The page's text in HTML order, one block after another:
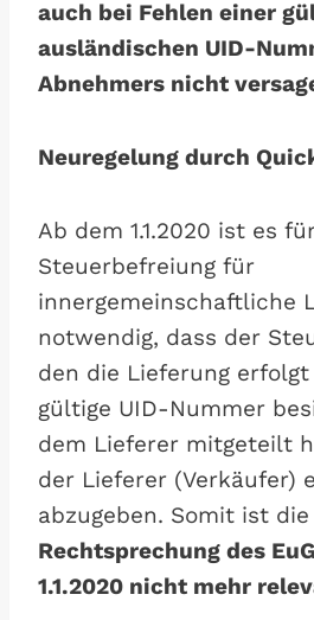
auch bei Fehlen einer
ausländischen UID-
Abnehmers nicht
Neuregelung durch
Ab dem 1.1.2020 ist es
Steuerbefreiung für
innergemeinschaftliche
notwendig, dass der
den die Lieferung erfolgt
gültige UID-Nummer
dem Lieferer mitgeteilt
der Lieferer (Verkäufer)
abzugeben. Somit ist die
Rechtsprechung des
1.1.2020 nicht mehr